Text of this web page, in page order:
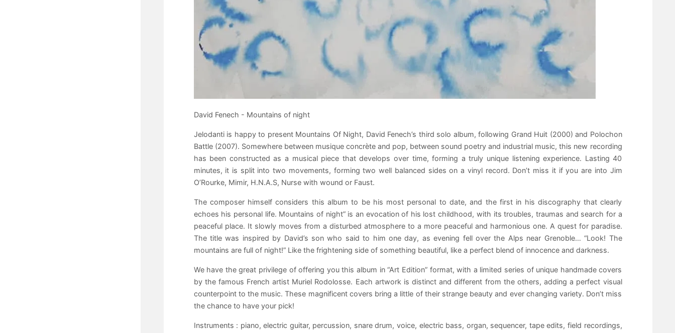
David Fenech - Mountains of night
Jelodanti is happy to present Mountains Of Night, David Fenech’s third solo album, following Grand Huit (2000) and Polochon
Battle (2007). Somewhere between musique concrète and pop, between sound poetry and industrial music, this new recording
has been constructed as a musical piece that develops over time, forming a truly unique listening experience. Lasting 40
minutes, it is split into two movements, forming two well balanced sides on a vinyl record. Don’t miss it if you are into Jim
O’Rourke, Mimir, H.N.A.S, Nurse with wound or Faust.
The composer himself considers this album to be his most personal to date, and the first in his discography that clearly
echoes his personal life. Mountains of night” is an evocation of his lost childhood, with its troubles, traumas and search for a
peaceful place. It slowly moves from a disturbed atmosphere to a more peaceful and harmonious one. A quest for paradise.
The title was inspired by David’s son who said to him one day, as evening fell over the Alps near Grenoble… “Look! The
mountains are full of night!” Like the frightening side of something beautiful, like a perfect blend of innocence and darkness.
We have the great privilege of offering you this album in “Art Edition” format, with a limited series of unique handmade covers
by the famous French artist Muriel Rodolosse. Each artwork is distinct and different from the others, adding a perfect visual
counterpoint to the music. These magnificent covers bring a little of their strange beauty and ever changing variety. Don’t miss
the chance to have your pick!
Instruments : piano, electric guitar, percussion, snare drum, voice, electric bass, organ, sequencer, tape edits, field recordings,